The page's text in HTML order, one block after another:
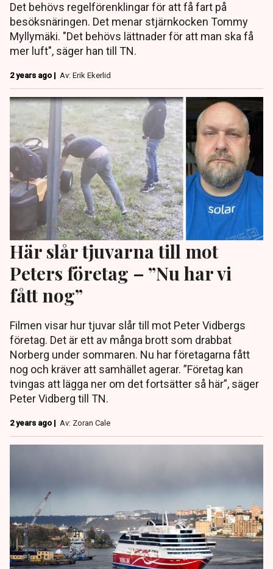
Det behövs regelförenklingar för att få fart på
besöksnäringen. Det menar stjärnkocken Tommy
Myllymäki. "Det behövs lättnader för att man ska få
mer luft", säger han till TN.
2 years ago | Av: Erik Ekerlid
Här slår tjuvarna till mot
Peters företag – ”Nu har vi
fått nog”
Filmen visar hur tjuvar slår till mot Peter Vidbergs
företag. Det är ett av många brott som drabbat
Norberg under sommaren. Nu har företagarna fått
nog och kräver att samhället agerar. ”Företag kan
tvingas att lägga ner om det fortsätter så här”, säger
Peter Vidberg till TN.
2 years ago | Av: Zoran Cale